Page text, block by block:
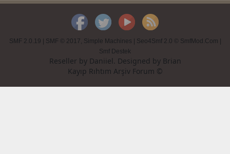
SMF 2.0.19 | SMF © 2017 Simple Machines | Seo4Smf 2.0 © SmfMod.Com |
Smf Destek
Reseller by Daniiel. Designed by Brian
Kayıp Rıhtım Arşiv Forum ©